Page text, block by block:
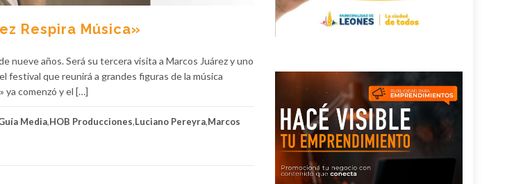
Respira Música»
nueve años. Será su tercera visita a Marcos Juárez y uno
festival que reunirá a grandes figuras de la música
ya comenzó y el […]
Media,HOB Producciones,Luciano Pereyra,Marcos